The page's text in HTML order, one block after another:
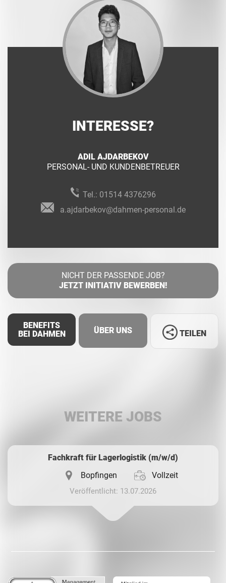
INTERESSE?
ADIL AJDARBEKOV
PERSONAL- UND KUNDENBETREUER
Tel.: 01514 4376296
a.ajdarbekov@dahmen-personal.de
NICHT DER PASSENDE JOB?
JETZT INITIATIV BEWERBEN!
BENEFITS
BEI DAHMEN
ÜBER UNS TEILEN
WEITERE JOBS
Fachkraft für Lagerlogistik (m/w/d)
Bopfingen
Vollzeit
Veröffentlicht: 13.07.2026